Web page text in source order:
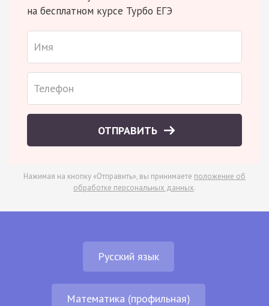
на бесплатном курсе Турбо ЕГЭ
ОТПРАВИТЬ
Нажимая на кнопку «Отправить», вы принимаете положение об
обработке персональных данных.
Русский язык
Математика (профильная)